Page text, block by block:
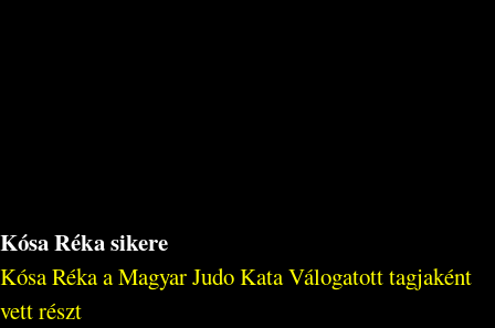
Kósa Réka sikere
Kósa Réka a Magyar Judo Kata Válogatott tagjaként
vett részt